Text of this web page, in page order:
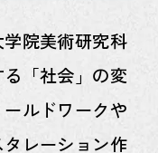
院美術研究科
「社会」の変
ルドワークや
レーション作